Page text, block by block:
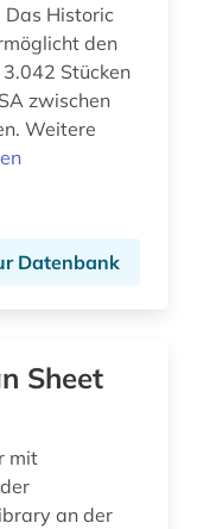
Das Historic
den
Stücken
zwischen
Datenbank
Sheet
mit
an der